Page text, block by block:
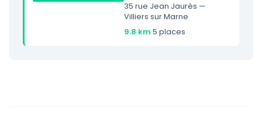
35 rue Jean Jaurès —
Villiers sur Marne
9.8 km·5 places